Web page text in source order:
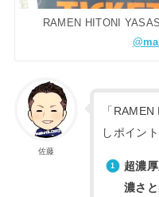
RAMEN HITONI
佐藤
「
しポイン
超濃
濃さ